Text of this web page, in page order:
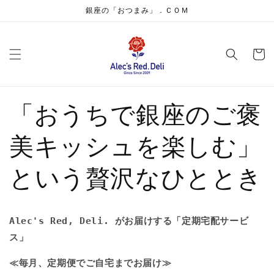
銀座の「おつまみ」．ＣＯＭ
ー
「おうちで銀座のご褒
美キッシュを楽しむ」
という贅沢なひととき
Alec's Red, Deli. がお届けする「定期宅配サービ
ス」
≪毎月、定期便でご自宅までお届け≫